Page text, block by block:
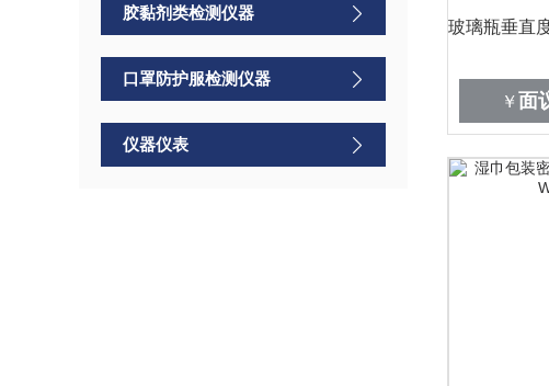
胶黏剂类检测仪器
口罩防护服检测仪器
仪器仪表
￥ 面